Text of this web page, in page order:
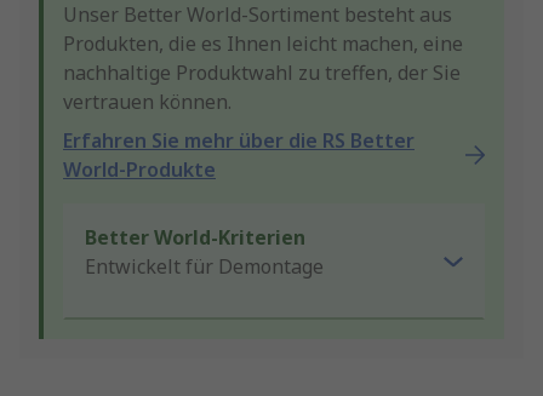
Unser Better World-Sortiment besteht aus
Produkten, die es Ihnen leicht machen, eine
nachhaltige Produktwahl zu treffen, der Sie
vertrauen können.
Erfahren Sie mehr über die RS Better
World-Produkte
Better World-Kriterien
Entwickelt für Demontage